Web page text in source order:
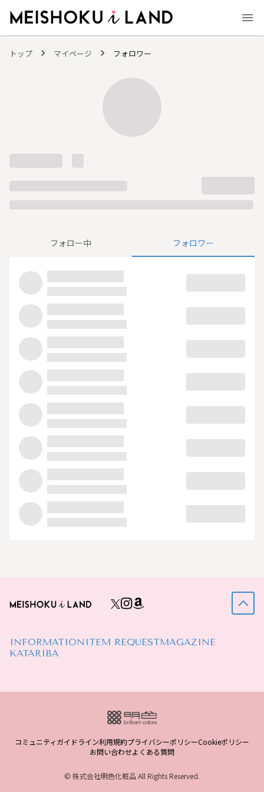
トップ マイページ フォロワー
フォロー中 フォロワー
INFORMATION ITEM REQUESTMAGAZINE
KATARIBA
コミュニティガイドライン利用規約プライバシーポリシーCookieポリシー
お問い合わせよくある質問
© 株式会社明色化粧品 All Rights Reserved.